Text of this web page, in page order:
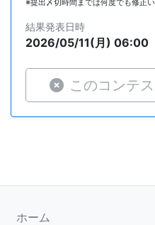
結果発表日時
2026/05/11(月) 06:00
このコンテ
ホーム